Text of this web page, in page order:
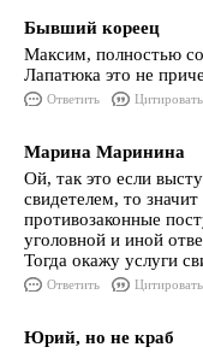
Бывший кореец
Максим, полностью
Лапатюка это не
Ответить Цитировать
Марина Маринина
Ой, так это если
свидетелем, то
противозаконные
уголовной и иной
Тогда окажу услуги
Ответить Цитировать
Юрий, но не краб